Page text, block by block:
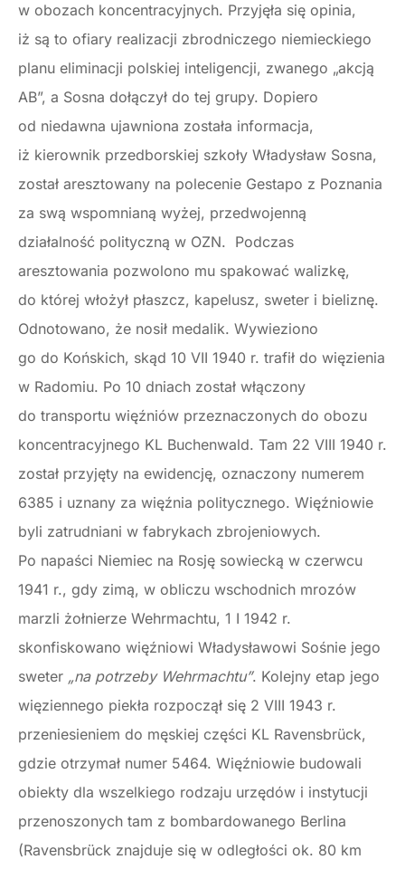
w obozach koncentracyjnych. Przyjęła się opinia,
iż są to ofiary realizacji zbrodniczego niemieckiego
planu eliminacji polskiej inteligencji, zwanego „akcją
AB”, a Sosna dołączył do tej grupy. Dopiero
od niedawna ujawniona została informacja,
iż kierownik przedborskiej szkoły Władysław Sosna,
został aresztowany na polecenie Gestapo z Poznania
za swą wspomnianą wyżej, przedwojenną
działalność polityczną w OZN. Podczas
aresztowania pozwolono mu spakować walizkę,
do której włożył płaszcz, kapelusz, sweter i bieliznę.
Odnotowano, że nosił medalik. Wywieziono
go do Końskich, skąd 10 VII 1940 r. trafił do więzienia
w Radomiu. Po 10 dniach został włączony
do transportu więźniów przeznaczonych do obozu
koncentracyjnego KL Buchenwald. Tam 22 VIII 1940 r.
został przyjęty na ewidencję, oznaczony numerem
6385 i uznany za więźnia politycznego. Więźniowie
byli zatrudniani w fabrykach zbrojeniowych.
Po napaści Niemiec na Rosję sowiecką w czerwcu
1941 r., gdy zimą, w obliczu wschodnich mrozów
marzli żołnierze Wehrmachtu, 1 I 1942 r.
skonfiskowano więźniowi Władysławowi Sośnie jego
sweter „na potrzeby Wehrmachtu”. Kolejny etap jego
więziennego piekła rozpoczął się 2 VIII 1943 r.
przeniesieniem do męskiej części KL Ravensbrück,
gdzie otrzymał numer 5464. Więźniowie budowali
obiekty dla wszelkiego rodzaju urzędów i instytucji
przenoszonych tam z bombardowanego Berlina
(Ravensbrück znajduje się w odległości ok. 80 km